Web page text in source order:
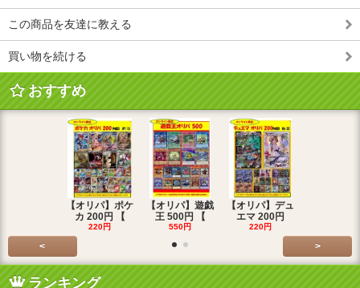
この商品を友達に教える
買い物を続ける
おすすめ
【オリパ】ポケ
カ 200円 【
220円
【オリパ】遊戯
王 500円 【
550円
【オリパ】デュ
エマ 200円
220円
< >
ランキング